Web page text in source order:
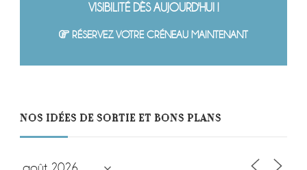
VISIBILITÉ DÈS AUJOURD'HUI !
RÉSERVEZ VOTRE CRÉNEAU MAINTENANT
NOS IDÉES DE SORTIE ET BONS PLANS